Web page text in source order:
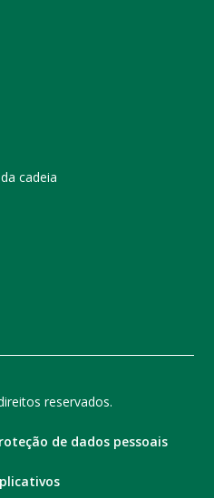
cadeia
reservados.
de dados pessoais